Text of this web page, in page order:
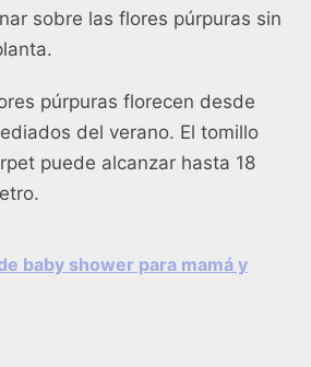
sobre las flores púrpuras sin
púrpuras florecen desde
del verano. El tomillo
puede alcanzar hasta 18
baby shower para mamá y